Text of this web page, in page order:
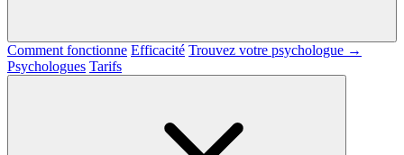
Comment fonctionne Efficacité Trouvez votre psychologue →
Psychologues Tarifs